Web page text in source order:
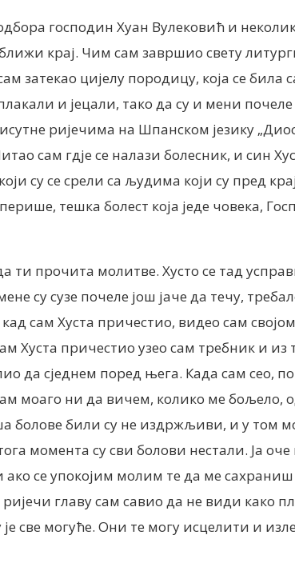
господин Хуан Вулековић и
крај. Чим сам завршио свету
затекао цијелу породицу, која се била
и јецали, тако да су и мени
ријечима на Шпанском језику
сам гдје се налази болесник, и син
су се срели са људима који су пред
тешка болест која једе човека,
прочита молитве. Хусто се тад
су сузе почеле још јаче да течу,
сам Хуста причестио, видeо сам
Хуста причестио узео сам требник и
да сједнем поред њега. Када сам сeо,
моaго ни да вичем, колико ме бољело,
били су не издржљиви, и у том
момента су сви болови нестали. Ја
се упокојим молим те да ме
главу сам савио да не види како
све могуће. Они те могу исцелити и